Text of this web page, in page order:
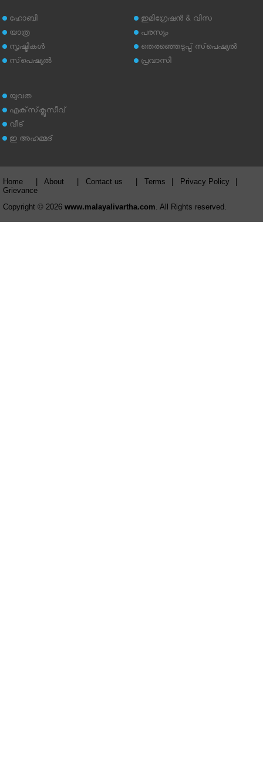
ഹോബി
യാത്ര
സൃഷ്ടികള്‍
സ്‌പെഷ്യല്‍
ഇമിഗ്രേഷന്‍ & വിസ
പരസ്യം
തെരഞ്ഞെടുപ്പ് സ്‌പെഷ്യല്‍
പ്രവാസി
യുവത
എക്‌സ്‌ക്ലൂസീവ്
വീട്
ഇ അഹമ്മദ്‌
Home About Contact us Terms Privacy Policy
Grievance
Copyright © 2026 www.malayalivartha.com . All Rights reserved.